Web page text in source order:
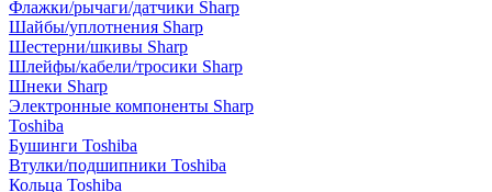
Флажки/рычаги/датчики Sharp
Шайбы/уплотнения Sharp
Шестерни/шкивы Sharp
Шлейфы/кабели/тросики Sharp
Шнеки Sharp
Электронные компоненты Sharp
Toshiba
Бушинги Toshiba
Втулки/подшипники Toshiba
Кольца Toshiba